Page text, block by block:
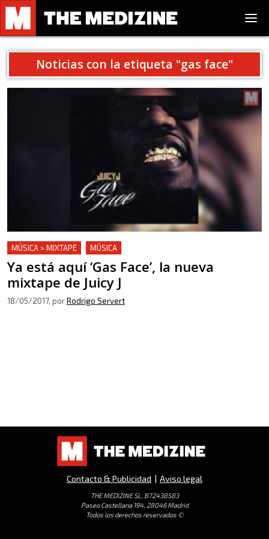
Noticias con la etiqueta "gas face"
MÚSICA > MIXTAPE MÚSICA
Ya está aquí ‘Gas Face’, la nueva
mixtape de Juicy J
18/05/2017, porRodrigo Servert
Contacto & Publicidad | Aviso legal
THE MEDIZINE SL, B72438583
Paseo Castellana 194, 28046 Madrid
Todos los derechos reservados ©